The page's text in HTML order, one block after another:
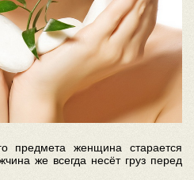
предмета женщина старается
же всегда несёт груз перед